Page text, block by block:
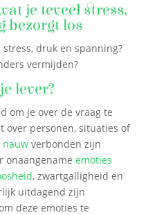
je teveel stress,
bezorgt los
druk en spanning?
vermijden?
lever?
om je over de vraag te
over personen, situaties of
nauwverbonden zijn
onaangename emoties
, zwartgalligheid en
uitdagend zijn
deze emoties te